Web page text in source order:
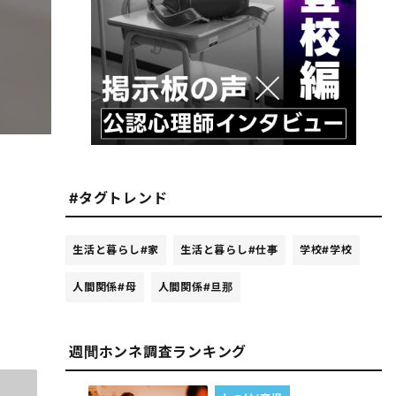
#タグトレンド
生活と暮らし#家 生活と暮らし#仕事 学校#学校
人間関係#母 人間関係#旦那
週間ホンネ調査ランキング